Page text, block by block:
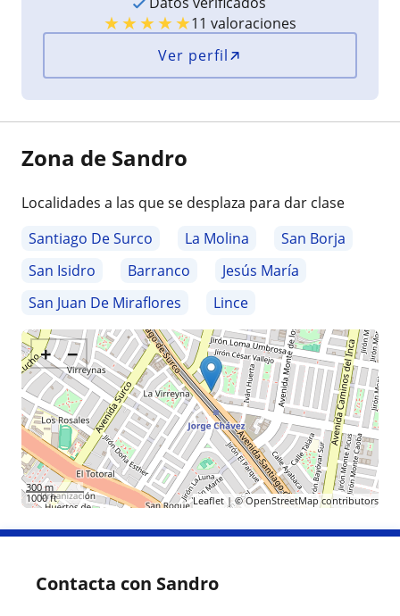
★★★★★11 valoraciones
Ver perfil
Zona de Sandro
Localidades a las que se desplaza para dar clase
Santiago De Surco
La Molina
San Borja
San Isidro
Barranco
Jesús María
San Juan De Miraflores
Lince
+ −
300 m
1000 ft
Leaflet| ©OpenStreetMap contributors
Contacta con Sandro